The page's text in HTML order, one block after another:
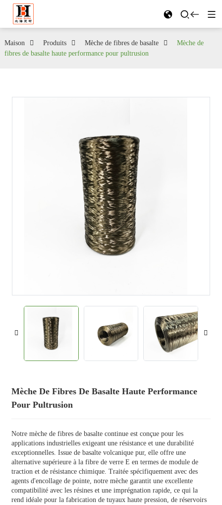
Maison Produits Mèche de fibres de basalte
Mèche de
fibres de basalte haute performance pour pultrusion
Mèche De Fibres De Basalte Haute Performance
Pour Pultrusion
Notre mèche de fibres de basalte continue est conçue pour les
applications industrielles exigeant une résistance et une durabilité
exceptionnelles. Issue de basalte volcanique pur, elle offre une
alternative supérieure à la fibre de verre E en termes de module de
traction et de résistance chimique. Traitée spécifiquement avec des
agents d'encollage de pointe, notre mèche garantit une excellente
compatibilité avec les résines et une imprégnation rapide, ce qui la
rend idéale pour la fabrication de tuyaux haute pression, de réservoirs